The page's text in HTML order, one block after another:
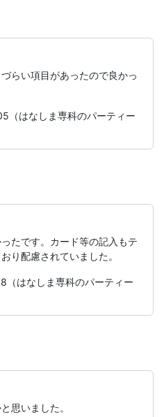
らい項目があったので良かっ
はなしま専科のパーティー
たです。カード等の記入もテ
り配慮されていました。
はなしま専科のパーティー
思いました。